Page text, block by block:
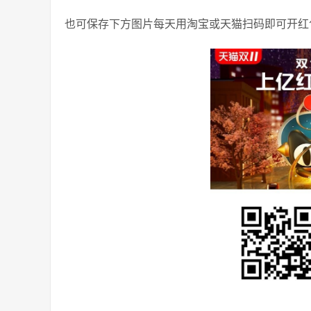
也可保存下方图片每天用淘宝或天猫扫码即可开红